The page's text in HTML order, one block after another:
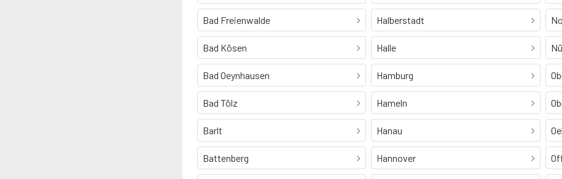
Bad Freienwalde
Bad Kösen
Bad Oeynhausen
Bad Tölz
Barlt
Battenberg
Halberstadt
Halle
Hamburg
Hameln
Hanau
Hannover